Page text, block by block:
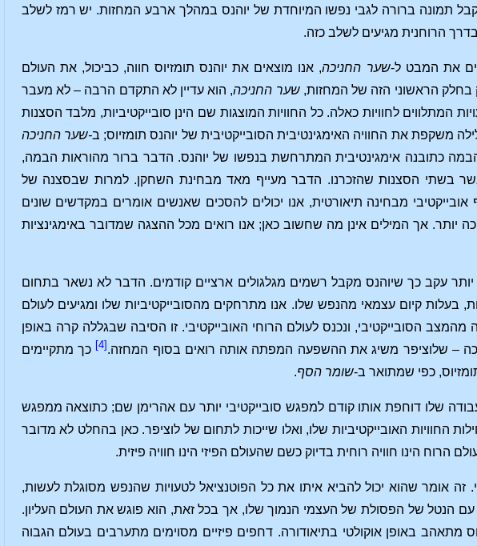
תמונה ברורה לגבי נפשו המיוחדת של יוהנס במהלך ארבע המחזות. יש רמז לשלב
הרוחנית מגיעים לשלב כזה.
את המבט ל-שער החניכה, אנו מוצאים את יוהנס תומזיוס חווה, כביכול, את העולם
בחלק הראשוני הזה של המחזות,שער החניכה, הוא עדיין לא התקדם הרבה – לא מעבר
המתלווים לחוויות כאלה. כל החוויות המוצגות שם הינן סובייקטיביות, מלבד הסצנות
-שער החניכה
כתובנה אימגינטיבית המתרחשת בנפשו של יוהנס. הדבר ברור מהוראות הבמה,
בשתי הסצנות שהזכרנו. הדבר מעייף מאד מבחינת השחקן. למרות שבסצנה של
מבחינה תיאורטית, אנו יכולים להסכים שאנשים אומרים במקדשים שונים
אך המילים אינן מה שחשוב כאן; אנו רואים מכל ההצגה שמדובר באימגינציות
עקב כך שיוהנס מקבל רשמים מגלגולים ארציים קודמים. הדבר לא נשאר בתחום
בעלות קיום עצמאי מהנפש שלו. אנו מתרחקים מהסובייקטיביות שלו ומגיעים לעולם
הסובייקטיבי, ונכנס לעולם הרוחי האובייקטיבי. זו הסיבה שבגללה קרה באופן
– שלוציפר משיג את ההשפעה המפתה אותה רואים בסוף המחזה. [4]
כך מתקיימים
כפי שמתואר ב-שומר הסף.
שלו דוחפת אותו קודם למפגש סובייקטיבי יותר עם אהרימן שם; כתוצאה ממפגש
החוויות האובייקטיביות שלו, ואלו שייכות לתחום של לוציפר. כאן בהחלט לא מדובר
הינו חוויה רוחית בדיוק כשם שהעולם הפיזי הינו חוויה פיזית.
זה אומר שהוא יכול להביא איתו את כל הפוטנציאל לטעויות שהנפש מסוגלת לעשות,
עם הנטל של הפסולת של העצמי הנמוך שלו, אך בכל זאת, הוא פוגש את העולם העליון.
מתאהב באופן אוקולטי בתיאודורה. דחפים פיזיים מסוימים מתערבים בעולם הגבוה